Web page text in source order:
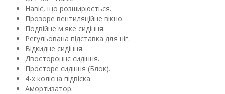
Навіс, що розширюється.
Прозоре вентиляційне вікно.
Подвійне м'яке сидіння.
Регульована підставка для ніг.
Відкидне сидіння.
Двостороннє сидіння.
Просторе сидіння (Блок).
4-х колісна підвіска.
Амортизатор.